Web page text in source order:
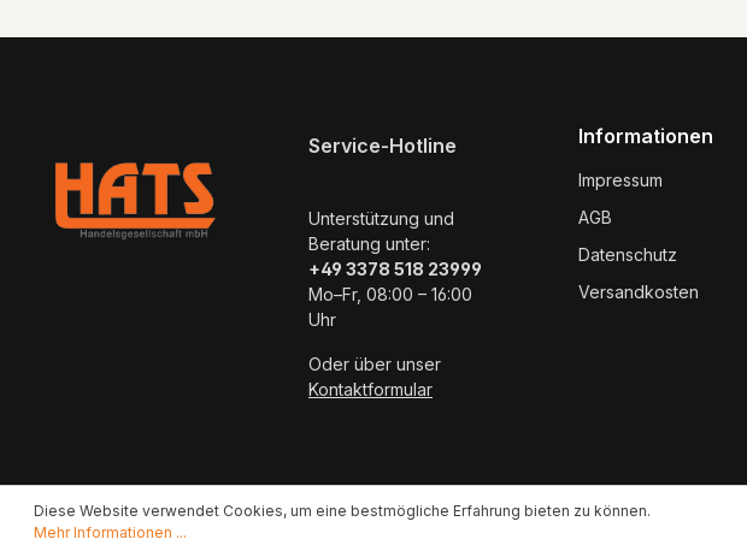
Service-Hotline
Unterstützung und
Beratung unter:
+49 3378 518 23999
Mo–Fr, 08:00 – 16:00
Uhr
Oder über unser
Kontaktformular
Informationen
Impressum
AGB
Datenschutz
Versandkosten
* Alle
Diese Website verwendet Cookies, um eine bestmögliche Erfahrung bieten zu können.
Mehr Informationen ...